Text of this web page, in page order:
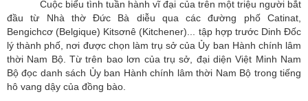
Cuộc biểu tình tuần hành vĩ đại của trên một triệu người bắt
đầu từ Nhà thờ Đức Bà diễu qua các đường phố Catinat,
Bengichcơ (Belgique) Kitsơnê (Kitchener)... tập hợp trước Dinh Đốc
lý thành phố, nơi được chọn làm trụ sở của Ủy ban Hành chính lâm
thời Nam Bộ. Từ trên bao lơn của trụ sở, đại diện Việt Minh Nam
Bộ đọc danh sách Ủy ban Hành chính lâm thời Nam Bộ trong tiếng
hô vang dậy của đồng bào.